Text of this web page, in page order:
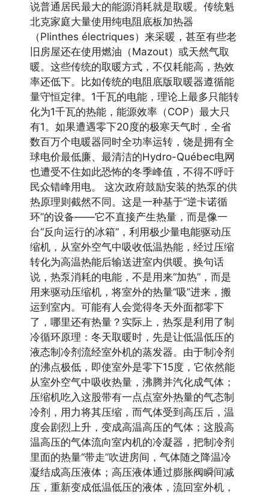
说普通居民最大的能源消耗就是取暖。传统魁
北克家庭大量使用纯电阻底板加热器
（Plinthes électriques）来采暖，甚至有些老
旧房屋还在使用燃油（Mazout）或天然气取
暖。这些传统的取暖方式，不仅耗能高，热效
率还低下。比如传统的电阻底版取暖器遵循能
量守恒定律。1千瓦的电能，理论上最多只能转
化为1千瓦的热能，能源效率（COP）最大只
有1。如果遭遇零下20度的极寒天气时，全省
数百万个电暖器同时全功率运转，饶是拥有全
球电价最低廉、最清洁的Hydro-Québec电网
也遭受不住如此恐怖的冬季峰值，不得不呼吁
民众错峰用电。 这次政府鼓励安装的热泵的供
热原理则截然不同。这是一种基于“逆卡诺循
环”的设备——它不直接产生热量，而是像一
台“反向运行的冰箱”，利用极少量电能驱动压
缩机，从室外空气中吸收低温热能，经过压缩
转化为高温热能后输送进室内供暖。换句话
说，热泵消耗的电能，不是用来“加热”，而是
用来驱动压缩机，将室外的热量“吸”进来，搬
运到室内。可能有人会觉得冬天外面都零下
了，哪里还有热量？实际上，热泵是利用了制
冷循环原理：冬天取暖时，先是让低温低压的
液态制冷剂流经室外机的蒸发器。由于制冷剂
的沸点极低，即使室外是零下15度，它依然能
从室外空气中吸收热量，沸腾并汽化成气体；
压缩机吃入这股带有一点点室外热量的气态制
冷剂，用力将其压缩，而气体受到高压后，温
度会剧烈上升，变成高温高压的气体；这股高
温高压的气体流向室内机的冷凝器，把制冷剂
里面的热量“带走”吹进房间，气体随之降温冷
凝结成高压液体；高压液体通过膨胀阀瞬间减
压，重新变成低温低压的液体，流回室外机，